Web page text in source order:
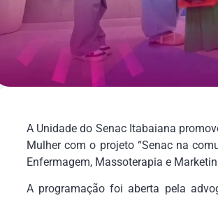
A Unidade do Senac Itabaiana
Mulher com o projeto “Senac na
Enfermagem, Massoterapia e
A programação foi aberta pela